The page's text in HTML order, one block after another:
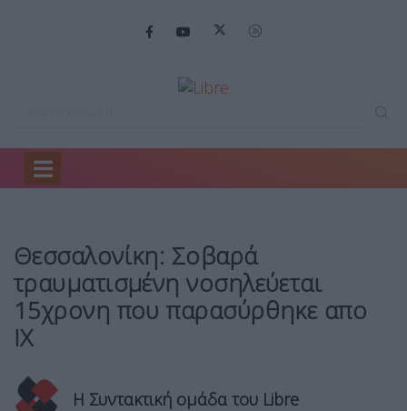
Home
Θεσσαλονίκη: Σοβαρά τραυματισμένη…
Θεσσαλονίκη: Σοβαρά
τραυματισμένη νοσηλεύεται
15χρονη που παρασύρθηκε απο
ΙΧ
Η Συντακτική ομάδα του Libre